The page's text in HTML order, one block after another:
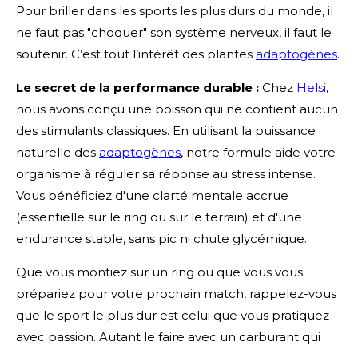
Pour briller dans les sports les plus durs du monde, il
ne faut pas "choquer" son système nerveux, il faut le
soutenir. C’est tout l’intérêt des plantes adaptogènes.
Le secret de la performance durable : Chez Helsi,
nous avons conçu une boisson qui ne contient aucun
des stimulants classiques. En utilisant la puissance
naturelle des adaptogènes, notre formule aide votre
organisme à réguler sa réponse au stress intense.
Vous bénéficiez d'une clarté mentale accrue
(essentielle sur le ring ou sur le terrain) et d'une
endurance stable, sans pic ni chute glycémique.
Que vous montiez sur un ring ou que vous vous
prépariez pour votre prochain match, rappelez-vous
que le sport le plus dur est celui que vous pratiquez
avec passion. Autant le faire avec un carburant qui